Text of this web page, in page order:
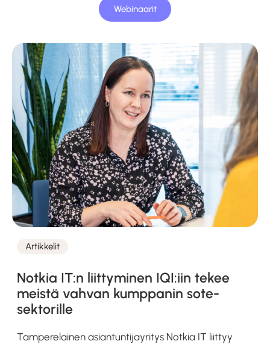
Webinaarit
Artikkelit
Notkia IT:n liittyminen IQI:iin tekee
meistä vahvan kumppanin sote-
sektorille
Tamperelainen asiantuntijayritys Notkia IT liittyy